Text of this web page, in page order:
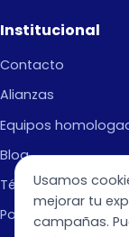
Institucional
Contacto
Alianzas
Equipos
Blog
Términos de Uso
Política de
Usamos
mejorar tu
campañas.